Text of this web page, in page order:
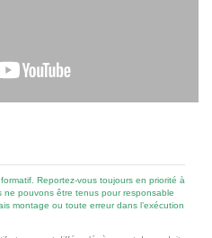
Reportez-vous toujours en priorité à
pouvons être tenus pour responsable
montage ou toute erreur dans l’exécution